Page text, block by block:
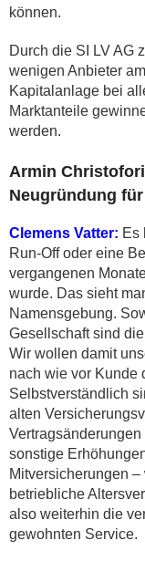
können.
Durch die SI LV AG
wenigen Anbieter
Kapitalanlage bei
Marktanteile
werden.
Armin
Neugründung
Clemens Vatter: Es
Run-Off oder eine
vergangenen
wurde. Das sieht
Namensgebung.
Gesellschaft sind
Wir wollen damit
nach wie vor Kunde
Selbstverständlich
alten
sonstige
Mitversicherungen
betriebliche
also weiterhin die
gewohnten Service.